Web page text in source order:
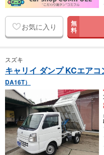
お気に入り 無
料
スズキ
キャリイ ダンプ KCエア
DA16T）